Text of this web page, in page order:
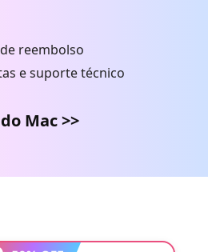
reembolso
e suporte técnico
Mac >>